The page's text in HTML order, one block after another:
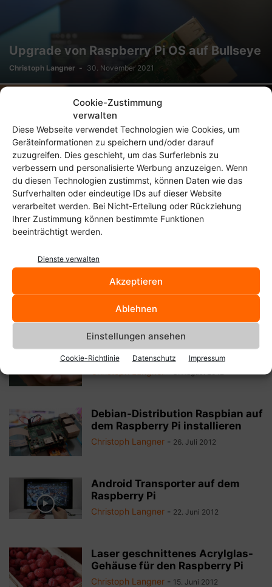
Cookie-Zustimmung
verwalten
Diese Webseite verwendet Technologien wie Cookies, um
Geräteinformationen zu speichern und/oder darauf
zuzugreifen. Dies geschieht, um das Surferlebnis zu
verbessern und personalisierte Werbung anzuzeigen. Wenn
du diesen Technologien zustimmst, können Daten wie das
Surfverhalten oder eindeutige IDs auf dieser Website
verarbeitet werden. Bei Nicht-Erteilung oder Rückziehung
Ihrer Zustimmung können bestimmte Funktionen
beeinträchtigt werden.
Dienste verwalten
Akzeptieren
Ablehnen
Einstellungen ansehen
Cookie-Richtlinie Datenschutz Impressum
Upgrade von Raspberry Pi OS auf Bullseye
Christoph Langner - 30. November 2021
PiShrink verkleinert Raspberry Pi-Images
Christoph Langner 27. Februar 2017
Nighthawk F117A, Raspberry Pi
als HDMI-Stick für den TV „in
fertig“
offiziell auf bis zu einem GHz...
Raspcontrol, WebGUI für
Raspbian und den Raspberry Pi
3. August 2012
Debian-Distribution Raspbian auf
dem Raspberry Pi installieren
Christoph Langner - 26. Juli 2012
Android Transporter auf dem
Raspberry Pi
Christoph Langner - 22. Juni 2012
Laser geschnittenes Acrylglas-
Gehäuse für den Raspberry Pi
Christoph Langner - 15. Juni 2012